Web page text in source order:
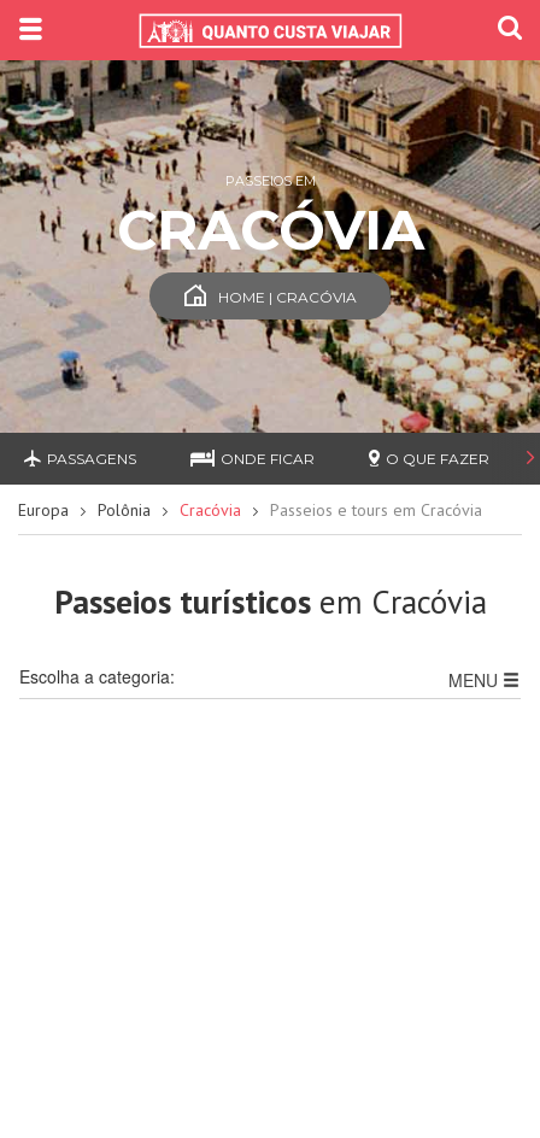
PASSEIOS EM
CRACÓVIA
HOME | CRACÓVIA
PASSAGENS ONDE FICAR O QUE FAZER
Europa Polônia Cracóvia Passeios e tours em Cracóvia
Passeios turísticosem Cracóvia
MENU
Escolha a categoria: